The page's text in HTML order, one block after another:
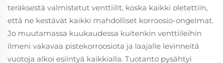
teräksestä valmistetut venttiilit, koska kaikki oletettiin,
että ne kestävät kaikki mahdolliset korroosio-ongelmat.
Jo muutamassa kuukaudessa kuitenkin venttiileihin
ilmeni vakavaa pistekorroosiota ja laajalle levinneitä
vuotoja alkoi esiintyä kaikkialla. Tuotanto pysähtyi